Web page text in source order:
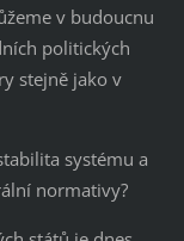
v budoucnu
politických
stejně jako v
systému a
normativy?